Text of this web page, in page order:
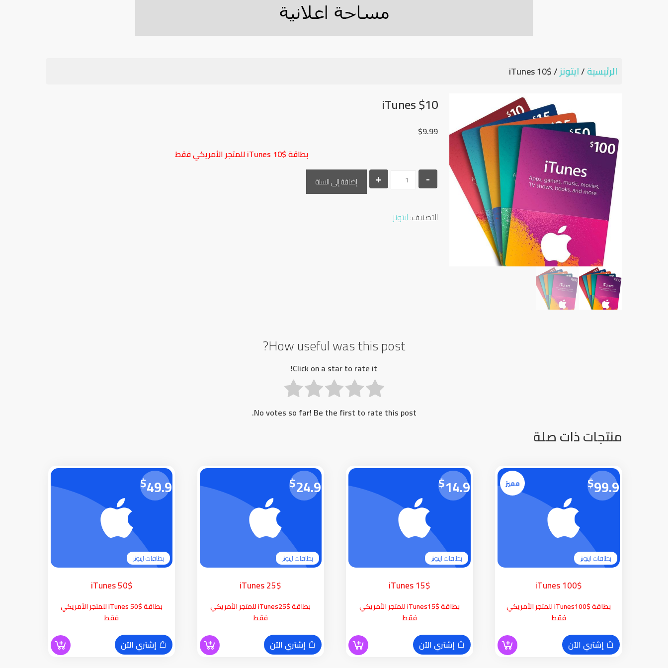
الرئيسية/ايتونز/ $10 iTunes
$10 iTunes
$9.99
بطاقة iTunes 10$ للمتجر الأمريكي فقط
-
كمية
+ إضافة إلى السلة
التصنيف: ايتونز
How useful was this post?
Click on a star to rate it!
No votes so far! Be the first to rate this post.
منتجات ذات صلة
$99.99 مميز
بطاقات ايتونز
iTunes 100$
بطاقة iTunes100$ للمتجر الأمريكي
فقط
إشتري الآن
$14.99
بطاقات ايتونز
iTunes 15$
بطاقة iTunes15$ للمتجر الأمريكي
فقط
إشتري الآن
$24.99
بطاقات ايتونز
iTunes 25$
بطاقة iTunes25$ للمتجر الأمريكي
فقط
إشتري الآن
$49.99
بطاقات ايتونز
iTunes 50$
بطاقة iTunes 50$ للمتجر الأمريكي
فقط
إشتري الآن